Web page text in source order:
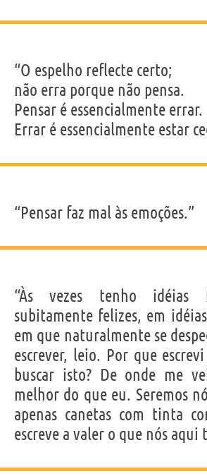
“O espelho reflecte certo;
não erra porque não pensa.
Pensar é essencialmente errar.
Errar é essencialmente estar
“Pensar faz mal às emoções.”
“Às vezes tenho idéias
subitamente felizes, em
em que naturalmente se
escrever, leio. Por que
buscar isto? De onde me
melhor do que eu. Seremos
apenas canetas com tinta
escreve a valer o que nós aqui